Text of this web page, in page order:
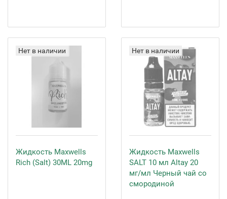
Нет в наличии
Жидкость Maxwells
Rich (Salt) 30ML 20mg
Нет в наличии
Жидкость Maxwells
SALT 10 мл Altay 20
мг/мл Черный чай со
смородиной